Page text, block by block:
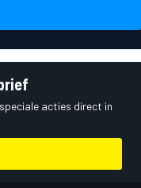
acties direct in